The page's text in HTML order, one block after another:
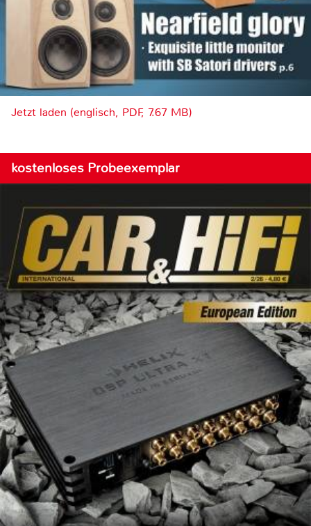
Jetzt laden (englisch, PDF, 7.67 MB)
kostenloses Probeexemplar